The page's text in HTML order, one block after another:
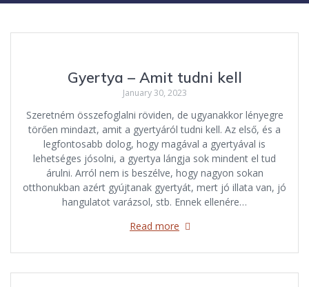
Gyertya – Amit tudni kell
January 30, 2023
Szeretném összefoglalni röviden, de ugyanakkor lényegre
törően mindazt, amit a gyertyáról tudni kell. Az első, és a
legfontosabb dolog, hogy magával a gyertyával is
lehetséges jósolni, a gyertya lángja sok mindent el tud
árulni. Arról nem is beszélve, hogy nagyon sokan
otthonukban azért gyújtanak gyertyát, mert jó illata van, jó
hangulatot varázsol, stb. Ennek ellenére…
Read more